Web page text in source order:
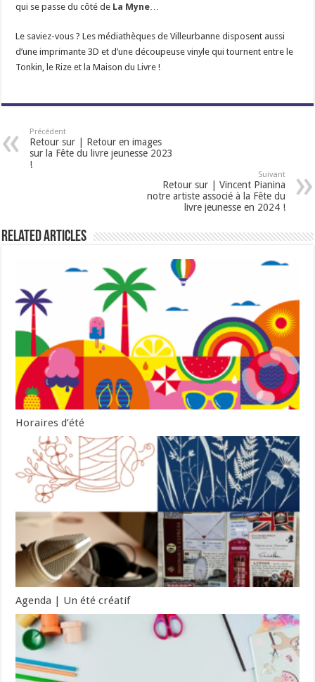
qui se passe du côté de La Myne
Le saviez-vous ? Les médiathèques de Villeurbanne disposent aussi
d’une imprimante 3D et d’une découpeuse vinyle qui tournent entre le
Tonkin, le Rize et la Maison du Livre !
Précédent
Retour sur | Retour en images
sur la Fête du livre jeunesse 2023
!
Suivant
Retour sur | Vincent Pianina
notre artiste associé à la Fête du
livre jeunesse en 2024 !
Related Articles
Horaires d’été
Agenda | Un été créatif